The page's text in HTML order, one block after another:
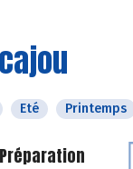
Eté Printemps
Préparation